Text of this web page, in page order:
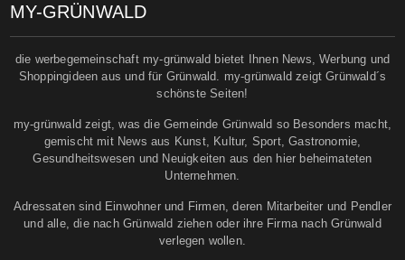
MY-GRÜNWALD
die werbegemeinschaft my-grünwald bietet Ihnen News, Werbung und
Shoppingideen aus und für Grünwald. my-grünwald zeigt Grünwald´s
schönste Seiten!
my-grünwald zeigt, was die Gemeinde Grünwald so Besonders macht,
gemischt mit News aus Kunst, Kultur, Sport, Gastronomie,
Gesundheitswesen und Neuigkeiten aus den hier beheimateten
Unternehmen.
Adressaten sind Einwohner und Firmen, deren Mitarbeiter und Pendler
und alle, die nach Grünwald ziehen oder ihre Firma nach Grünwald
verlegen wollen.